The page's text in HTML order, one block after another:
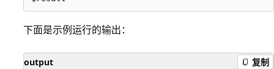
下面是示例运行的输出：
output 复制